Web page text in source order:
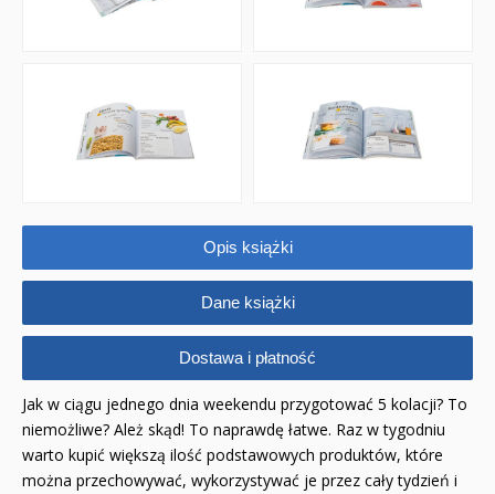
PROMOCJA ZESTAWY STARTOWE KAKADU
RELIGIJNE
PORADNIKI
Opis książki
Dane książki
Dostawa i płatność
Jak w ciągu jednego dnia weekendu przygotować 5 kolacji? To
niemożliwe? Ależ skąd! To naprawdę łatwe. Raz w tygodniu
warto kupić większą ilość podstawowych produktów, które
można przechowywać, wykorzystywać je przez cały tydzień i